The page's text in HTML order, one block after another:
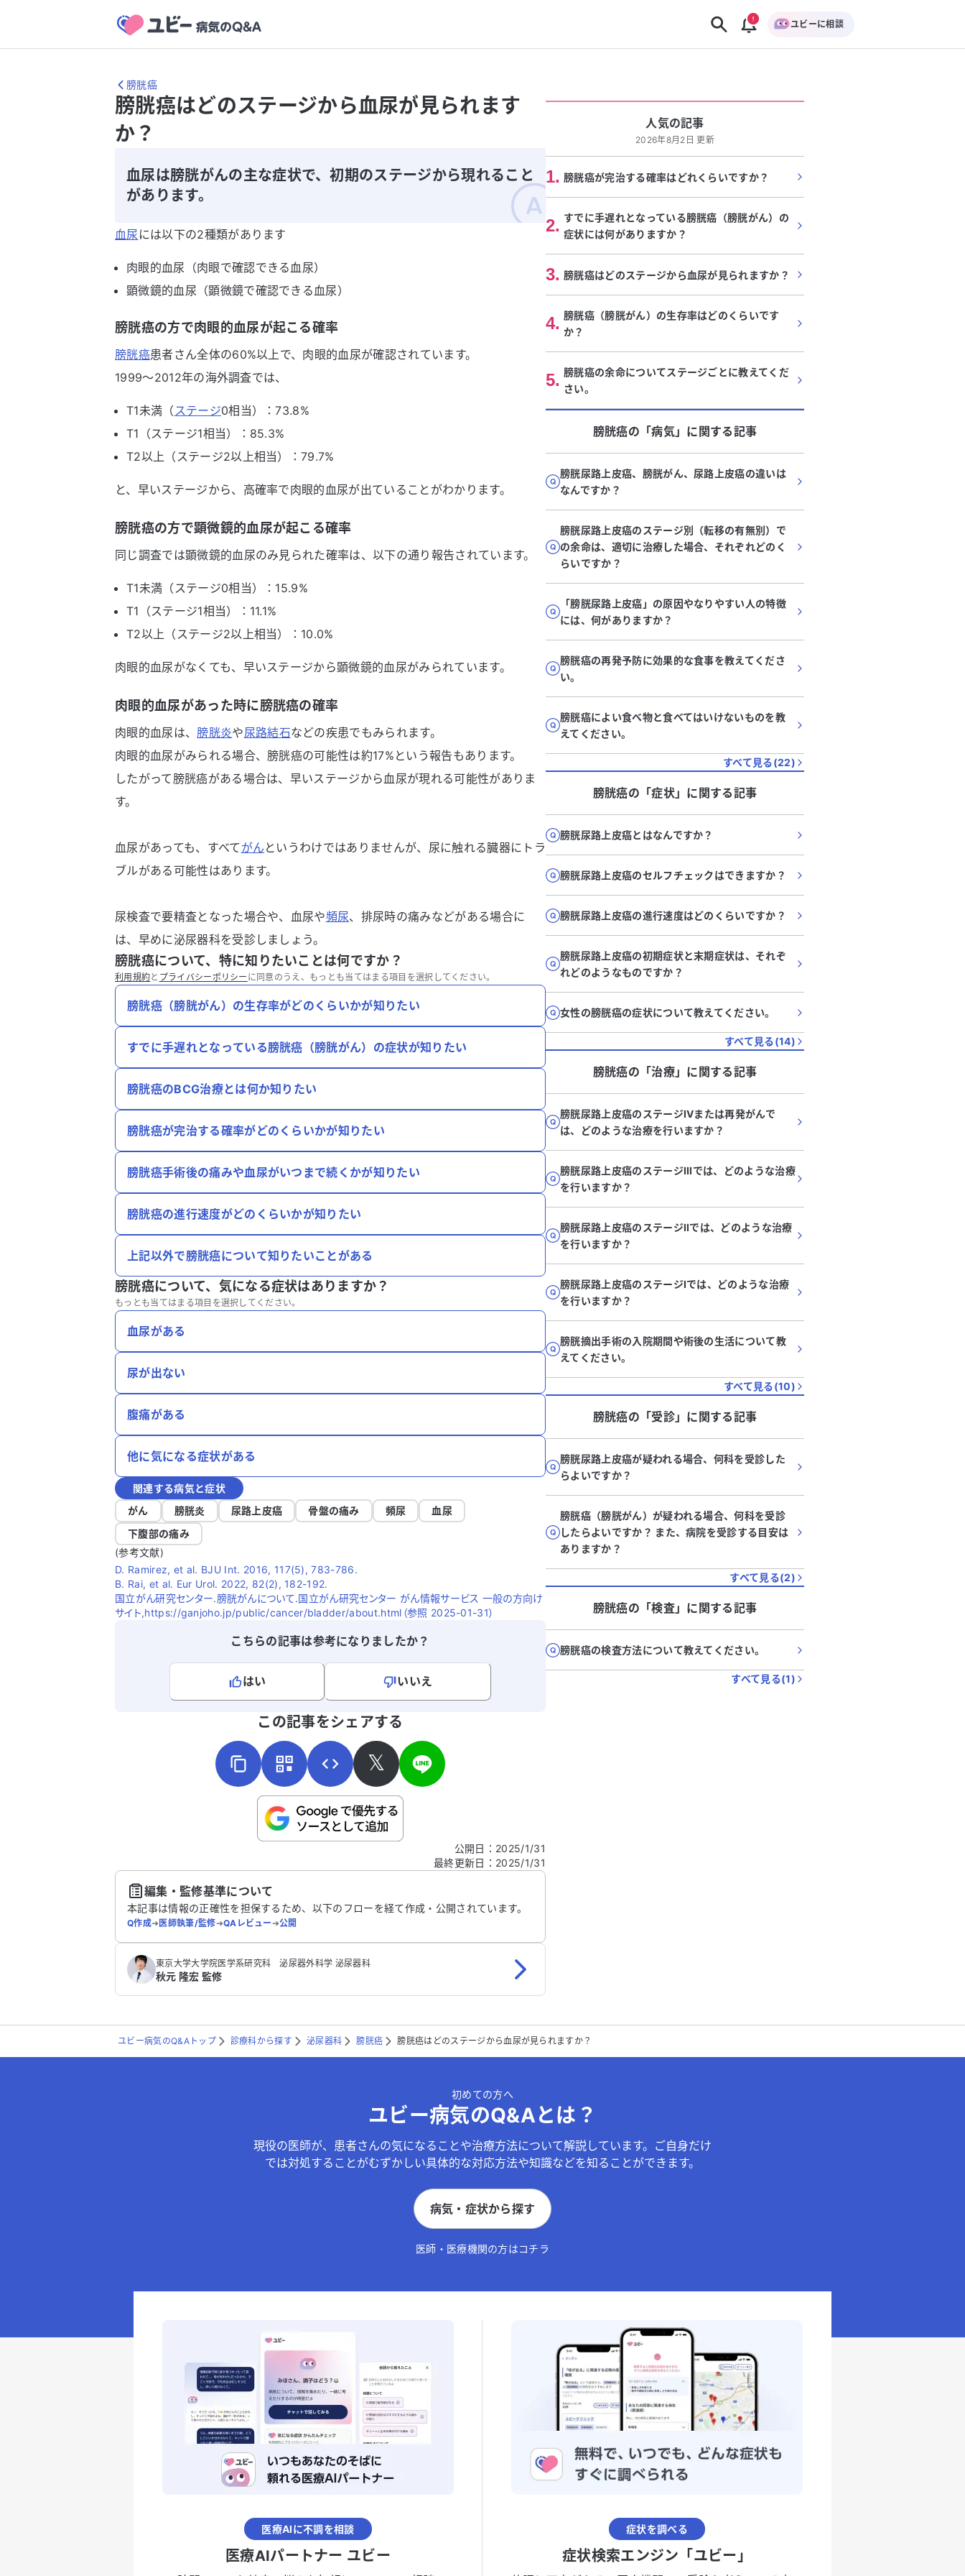
ユビーに相談
膀胱癌
膀胱癌はどのステージから血尿が見られます
か？
血尿は膀胱がんの主な症状で、初期のステージから現れること
があります。
血尿 には以下の2種類があります
肉眼的血尿（肉眼で確認できる血尿）
顕微鏡的血尿（顕微鏡で確認できる血尿）
膀胱癌の方で肉眼的血尿が起こる確率
膀胱癌患者さん全体の60%以上で、肉眼的血尿が確認されています。
1999～2012年の海外調査では、
T1未満（ステージ0相当）：73.8%
T1（ステージ1相当）：85.3%
T2以上（ステージ2以上相当）：79.7%
と、早いステージから、高確率で肉眼的血尿が出ていることがわかります。
膀胱癌の方で顕微鏡的血尿が起こる確率
同じ調査では顕微鏡的血尿のみ見られた確率は、以下の通り報告されています。
T1未満（ステージ0相当）：15.9%
T1（ステージ1相当）：11.1%
T2以上（ステージ2以上相当）：10.0%
肉眼的血尿がなくても、早いステージから顕微鏡的血尿がみられています。
肉眼的血尿があった時に膀胱癌の確率
肉眼的血尿は、 膀胱炎や尿路結石などの疾患でもみられます。
肉眼的血尿がみられる場合、膀胱癌の可能性は約17%という報告もあります。
したがって膀胱癌がある場合は、早いステージから血尿が現れる可能性がありま
す。
血尿があっても、すべて がん というわけではありませんが、尿に触れる臓器にトラ
ブルがある可能性はあります。
尿検査で要精査となった場合や、血尿や頻尿、排尿時の痛みなどがある場合に
は、早めに泌尿器科を受診しましょう。
膀胱癌について、特に知りたいことは何ですか？
利用規約と プライバシーポリシー に同意のうえ、もっとも当てはまる項目を選択してください。
膀胱癌（膀胱がん）の生存率がどのくらいかが知りたい
すでに手遅れとなっている膀胱癌（膀胱がん）の症状が知りたい
膀胱癌のBCG治療とは何か知りたい
膀胱癌が完治する確率がどのくらいかが知りたい
膀胱癌手術後の痛みや血尿がいつまで続くかが知りたい
膀胱癌の進行速度がどのくらいかが知りたい
上記以外で膀胱癌について知りたいことがある
膀胱癌について、 気になる症状はありますか？
もっとも当てはまる項目を選択してください。
血尿がある
尿が出ない
腹痛がある
他に気になる症状がある
関連する病気と症状
がん
膀胱炎 尿路上皮癌 骨盤の痛み 頻尿
血尿
下腹部の痛み
(参考文献)
D. Ramirez, et al. BJU Int. 2016, 117(5), 783-786.
B. Rai, et al. Eur Urol. 2022, 82(2), 182-192.
国立がん研究センター.膀胱がんについて.国立がん研究センター がん情報サービス 一般の方向け
サイト,https://ganjoho.jp/public/cancer/bladder/about.html（参照 2025-01-31）
こちらの記事は参考になりましたか？
はい
いいえ
こちらは送信専用のフォームです。氏名やご自身の病気の詳細などの個人情報は入れないでくだ
この記事をシェアする
𝕏
公開日 ： 2025/1/31
最終更新日 ： 2025/1/31
編集・監修基準について
本記事は情報の正確性を担保するため、以下のフローを経て作成・公開されています。
Q作成➔医師執筆/監修➔QAレビュー➔公開
東京大学大学院医学系研究科 泌尿器外科学 泌尿器科
秋元 隆宏 監修
人気の記事
2026年8月2日 更新
1. 膀胱癌が完治する確率はどれくらいですか？
2. すでに手遅れとなっている膀胱癌（膀胱がん）の
症状には何がありますか？
3. 膀胱癌はどのステージから血尿が見られますか？
4. 膀胱癌（膀胱がん）の生存率はどのくらいです
か？
5. 膀胱癌の余命についてステージごとに教えてくだ
さい。
膀胱癌の「病気」に関する記事
膀胱尿路上皮癌、膀胱がん、尿路上皮癌の違いは
なんですか？
膀胱尿路上皮癌のステージ別（転移の有無別）で
の余命は、適切に治療した場合、それぞれどのく
らいですか？
「膀胱尿路上皮癌」の原因やなりやすい人の特徴
には、何がありますか？
膀胱癌の再発予防に効果的な食事を教えてくださ
い。
膀胱癌によい食べ物と食べてはいけないものを教
えてください。
すべて見る(22)
膀胱癌の「症状」に関する記事
膀胱尿路上皮癌とはなんですか？
膀胱尿路上皮癌のセルフチェックはできますか？
膀胱尿路上皮癌の進行速度はどのくらいですか？
膀胱尿路上皮癌の初期症状と末期症状は、それぞ
れどのようなものですか？
女性の膀胱癌の症状について教えてください。
すべて見る(14)
膀胱癌の「治療」に関する記事
膀胱尿路上皮癌のステージIVまたは再発がんで
は、どのような治療を行いますか？
膀胱尿路上皮癌のステージIIIでは、どのような治療
を行いますか？
膀胱尿路上皮癌のステージIIでは、どのような治療
を行いますか？
膀胱尿路上皮癌のステージIでは、どのような治療
を行いますか？
膀胱摘出手術の入院期間や術後の生活について教
えてください。
すべて見る(10)
膀胱癌の「受診」に関する記事
膀胱尿路上皮癌が疑われる場合、何科を受診した
らよいですか？
膀胱癌（膀胱がん）が疑われる場合、何科を受診
したらよいですか？ また、病院を受診する目安は
ありますか？
すべて見る(2)
膀胱癌の「検査」に関する記事
膀胱癌の検査方法について教えてください。
すべて見る(1)
ユビー病気のQ&Aトップ 診療科から探す 泌尿器科 膀胱癌 膀胱癌はどのステージから血尿が見られますか？
初めての方へ
ユビー病気のQ&Aとは？
現役の医師が、患者さんの気になることや治療方法について解説しています。ご自身だけ
では対処することがむずかしい具体的な対応方法や知識などを知ることができます。
病気・症状から探す
医師・医療機関の方はコチラ
医療AIに不調を相談
医療AIパートナー ユビー
症状を調べる
症状検索エンジン「ユビー」